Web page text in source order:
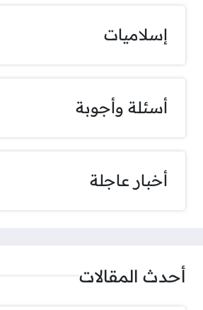
إسلاميات
أسئلة وأجوبة
أخبار عاجلة
أحدث المقالات